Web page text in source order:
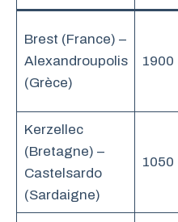
Brest (France) –
Alexandroupolis
(Grèce)
1900
Kerzellec
(Bretagne) –
Castelsardo
(Sardaigne)
1050